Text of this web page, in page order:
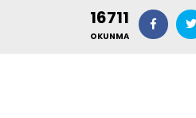
16711
OKUNMA